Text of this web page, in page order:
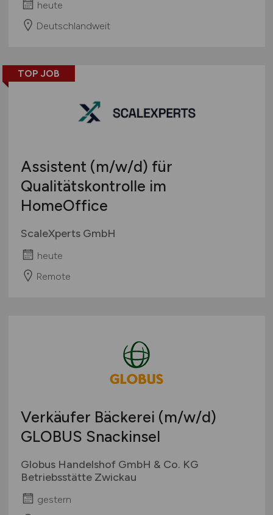
heute
Deutschlandweit
TOP JOB
Assistent (m/w/d) für
Qualitätskontrolle im
HomeOffice
ScaleXperts GmbH
heute
Remote
Verkäufer Bäckerei (m/w/d)
GLOBUS Snackinsel
Globus Handelshof GmbH & Co. KG
Betriebsstätte Zwickau
gestern